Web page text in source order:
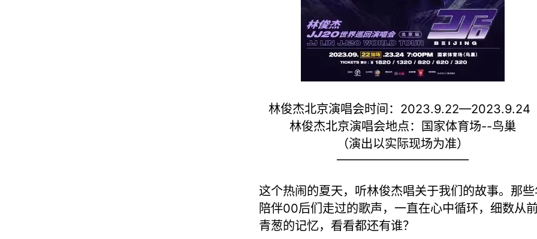
林俊杰北京演唱会时间：2023.9.22—2023.9.24
林俊杰北京演唱会地点：国家体育场--鸟巢
（演出以实际现场为准）
———————————
这个热闹的夏天，听林俊杰唱关于我们的故事。那
陪伴00后们走过的歌声，一直在心中循环，细数从
青葱的记忆，看看都还有谁？